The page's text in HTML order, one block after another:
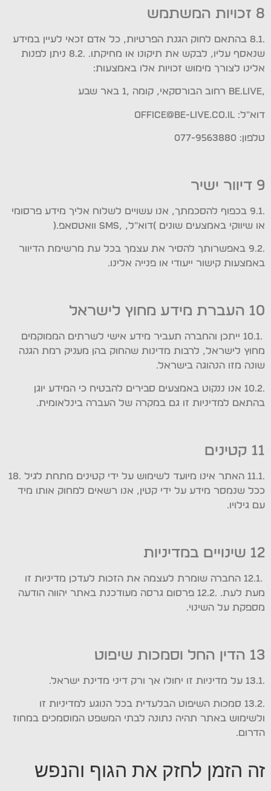
8 זכויות המשתמש
.8.1 בהתאם לחוק הגנת הפרטיות, כל אדם זכאי לעיין במידע
שנאסף עליו, לבקש את תיקונו או מחיקתו. .8.2 ניתן לפנות
אלינו לצורך מימוש זכויות אלו באמצעות:
,Be.Live רחוב הבורסקאי, קומה ,1 באר שבע
דוא"ל: office@be-live.co.il
טלפון: 077-9563880
9 דיוור ישיר
.9.1 בכפוף להסכמתך, אנו עשויים לשלוח אליך מידע פרסומי
או שיווקי באמצעים שונים )דוא"ל, ,SMS וואטסאפ.(
.9.2 באפשרותך להסיר את עצמך בכל עת מרשימת הדיוור
באמצעות קישור ייעודי או פנייה אלינו.
10 העברת מידע מחוץ לישראל
.10.1 ייתכן והחברה תעביר מידע אישי לשרתים הממוקמים
מחוץ לישראל, לרבות מדינות שהחוק בהן מעניק רמת הגנה
שונה מזו הנהוגה בישראל.
.10.2 אנו ננקוט באמצעים סבירים להבטיח כי המידע יוגן
בהתאם למדיניות זו גם במקרה של העברה בינלאומית.
11 קטינים
.11.1 האתר אינו מיועד לשימוש על ידי קטינים מתחת לגיל .18
ככל שנמסר מידע על ידי קטין, אנו רשאים למחוק אותו מיד
עם גילויו.
12 שינויים במדיניות
.12.1 החברה שומרת לעצמה את הזכות לעדכן מדיניות זו
מעת לעת. .12.2 פרסום גרסה מעודכנת באתר יהווה הודעה
מספקת על השינוי.
13 הדין החל וסמכות שיפוט
.13.1 על מדיניות זו יחולו אך ורק דיני מדינת ישראל.
.13.2 סמכות השיפוט הבלעדית בכל הנוגע למדיניות זו
ולשימוש באתר תהיה נתונה לבתי המשפט המוסמכים במחוז
הדרום.
זה הזמן לחזק את הגוף והנפש